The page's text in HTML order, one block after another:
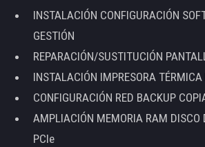
INSTALACIÓN CONFIGURACIÓN
GESTIÓN
REPARACIÓN/SUSTITUCIÓN
INSTALACIÓN IMPRESORA
CONFIGURACIÓN RED BACKUP
AMPLIACIÓN MEMORIA RAM DISCO
PCIe